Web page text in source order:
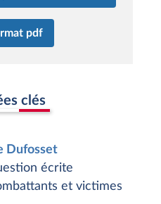
pdf
clés
Dufosset
écrite
et victimes